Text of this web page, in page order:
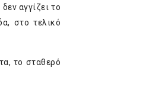
αγγίζει το
στο τελικό
το σταθερό